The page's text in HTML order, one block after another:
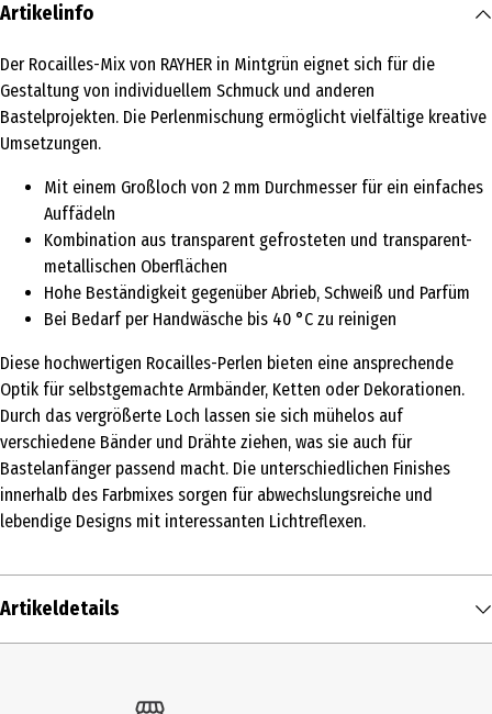
Artikelinfo
Der Rocailles-Mix von RAYHER in Mintgrün eignet sich für die
Gestaltung von individuellem Schmuck und anderen
Bastelprojekten. Die Perlenmischung ermöglicht vielfältige kreative
Umsetzungen.
Mit einem Großloch von 2 mm Durchmesser für ein einfaches
Auffädeln
Kombination aus transparent gefrosteten und transparent-
metallischen Oberflächen
Hohe Beständigkeit gegenüber Abrieb, Schweiß und Parfüm
Bei Bedarf per Handwäsche bis 40 °C zu reinigen
Diese hochwertigen Rocailles-Perlen bieten eine ansprechende
Optik für selbstgemachte Armbänder, Ketten oder Dekorationen.
Durch das vergrößerte Loch lassen sie sich mühelos auf
verschiedene Bänder und Drähte ziehen, was sie auch für
Bastelanfänger passend macht. Die unterschiedlichen Finishes
innerhalb des Farbmixes sorgen für abwechslungsreiche und
lebendige Designs mit interessanten Lichtreflexen.
Artikeldetails